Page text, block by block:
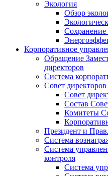
Экология
Обзор
Сохранение
Корпоративное
Обращение
директоров
Система
Совет
Совет
Состав
Комитеты
Президент и
Система
Система
контроля
Система